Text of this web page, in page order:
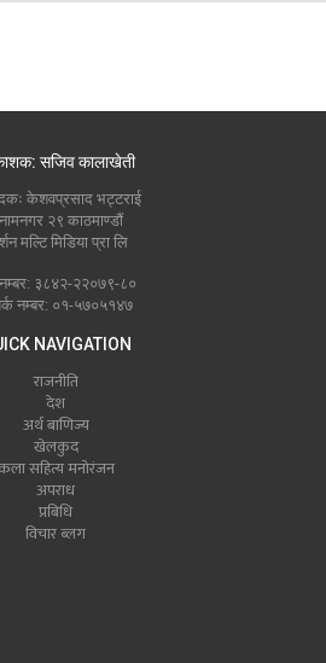
सजिव कालाखेती
केशवप्रसाद भट्टराई
२९ काठमाण्डौं
मल्टि मिडिया प्रा लि
नम्बर: ३८४२-२२०७९-८०
नम्बर: ०१-५७०५१४७
NAVIGATION
राजनीति
देश
अर्थ बाणिज्य
खेलकुद
सहित्य मनोरंजन
अपराध
प्रबिधि
विचार ब्लग